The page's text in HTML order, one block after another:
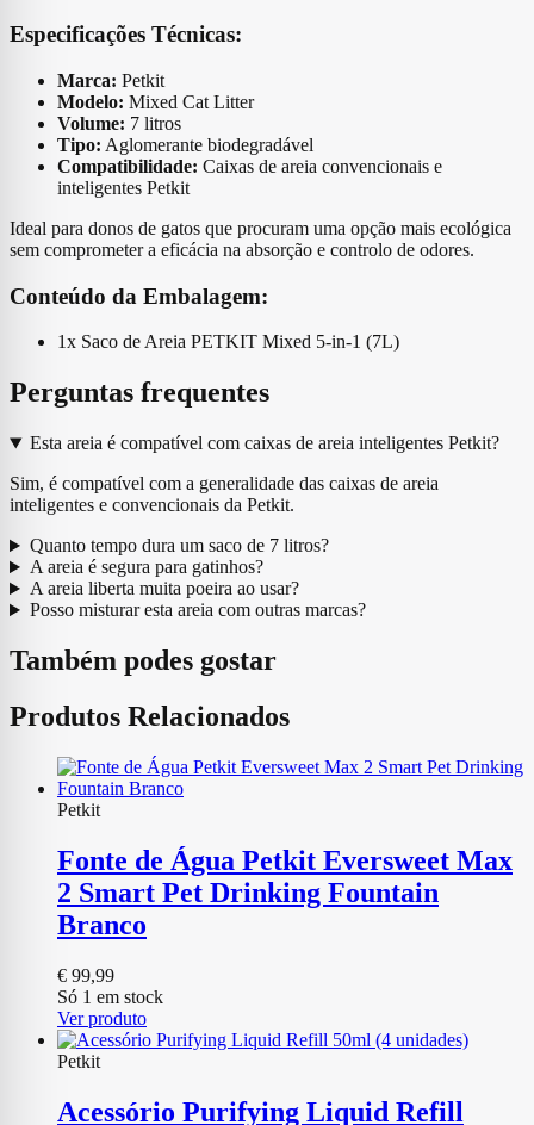
Especificações Técnicas:
Marca: Petkit
Modelo: Mixed Cat Litter
Volume: 7 litros
Tipo: Aglomerante biodegradável
Compatibilidade: Caixas de areia convencionais e
inteligentes Petkit
Ideal para donos de gatos que procuram uma opção mais ecológica
sem comprometer a eficácia na absorção e controlo de odores.
Conteúdo da Embalagem:
1x Saco de Areia PETKIT Mixed 5-in-1 (7L)
Perguntas frequentes
Esta areia é compatível com caixas de areia inteligentes Petkit?
Sim, é compatível com a generalidade das caixas de areia
inteligentes e convencionais da Petkit.
Quanto tempo dura um saco de 7 litros?
A areia é segura para gatinhos?
A areia liberta muita poeira ao usar?
Posso misturar esta areia com outras marcas?
Também podes gostar
Produtos Relacionados
Petkit
Fonte de Água Petkit Eversweet Max
2 Smart Pet Drinking Fountain
Branco
€ 99,99
Só 1 em stock
Ver produto
Petkit
Acessório Purifying Liquid Refill